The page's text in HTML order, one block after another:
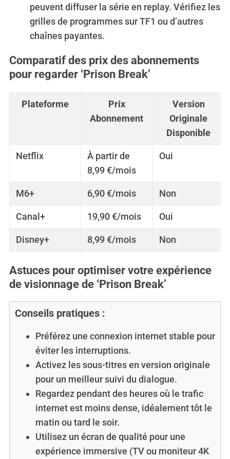
peuvent diffuser la série en replay. Vérifiez les
grilles de programmes sur TF1 ou d’autres
chaînes payantes.
Comparatif des prix des abonnements
pour regarder ‘Prison Break’
Plateforme
Prix
Abonnement
Version
Originale
Disponible
Netflix
À partir de
8,99 €/mois
Oui
M6+ 6,90 €/mois Non
Canal+ 19,90 €/mois Oui
Disney+ 8,99 €/mois Non
Astuces pour optimiser votre expérience
de visionnage de ‘Prison Break’
Conseils pratiques :
Préférez une connexion internet stable pour
éviter les interruptions.
Activez les sous-titres en version originale
pour un meilleur suivi du dialogue.
Regardez pendant des heures où le trafic
internet est moins dense, idéalement tôt le
matin ou tard le soir.
Utilisez un écran de qualité pour une
expérience immersive (TV ou moniteur 4K
S
e
c
f
o
r